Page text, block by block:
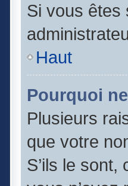
Si vous êtes
Haut
Pourquoi
Plusieurs
que votre
S’ils le